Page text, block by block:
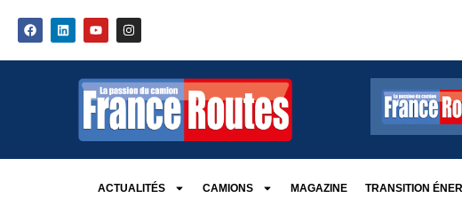
ACTUALITÉS CAMIONS MAGAZINE TRANSITION